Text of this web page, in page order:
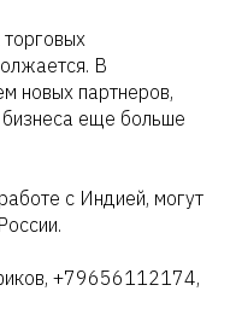
В
новых партнеров,
бизнеса еще больше
с Индией, могут
+79656112174,